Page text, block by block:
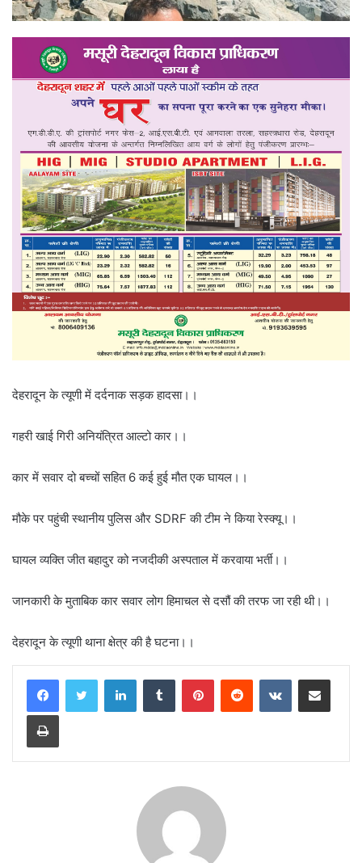
देहरादून के त्यूणी में दर्दनाक सड़क हादसा।।
गहरी खाई गिरी अनियंत्रित आल्टो कार।।
कार में सवार दो बच्चों सहित 6 कई हुई मौत एक घायल।।
मौके पर पहुंची स्थानीय पुलिस और SDRF की टीम ने किया रेस्क्यू।।
घायल व्यक्ति जीत बहादुर को नजदीकी अस्पताल में करवाया भर्ती।।
जानकारी के मुताबिक कार सवार लोग हिमाचल से दसौं की तरफ जा रही थी।।
देहरादून के त्यूणी थाना क्षेत्र की है घटना।।
LinkedInTumblr PinterestReddit VKontakteShare via Email
Print